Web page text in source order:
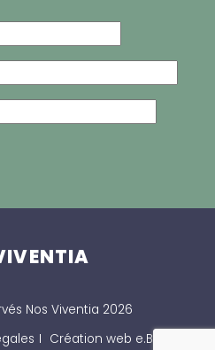
Nos Viventia 2026
Création web e.Berger